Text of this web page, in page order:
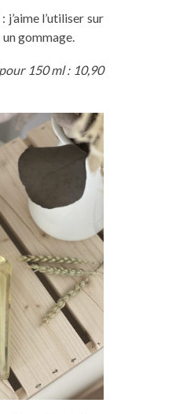
l’utiliser sur
gommage.
150 ml : 10,90